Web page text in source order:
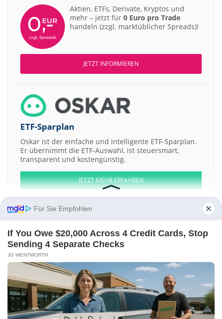
Aktien, ETFs, Derivate, Kryptos und
mehr – jetzt für 0 Euro pro Trade
handeln (zzgl. marktüblicher Spreads)!
JETZT INFORMIEREN
ETF-Sparplan
Oskar ist der einfache und intelligente ETF-Sparplan.
Er übernimmt die ETF-Auswahl, ist steuersmart,
transparent und kostengünstig.
JETZT MEHR ERFAHREN
Aktien ATX DAX EuroStoxx 50 Dow Jones NASDAQ 100 Nikkei 225
S&P 500
Performance Technologies General Electric q.beyond
Amgen
Chiron
Kontakt-Impressum- Werbung
Barrierefreiheit
Sitemap-Datenschutz-Disclaimer-AGB-Privatsphäre-Einstellungen
Für Sie Empfohlen
If You Owe $20,000 Across 4 Credit Cards, Stop
Sending 4 Separate Checks
JG WENTWORTH